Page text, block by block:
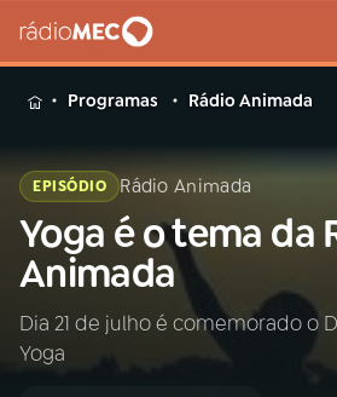
MENU
Buscar
na
Rádio
MEC
Programas Rádio Animada
EPISÓDIO Rádio Animada
Yoga é o tema da
Animada
Dia 21 de julho é comemorado o
Yoga